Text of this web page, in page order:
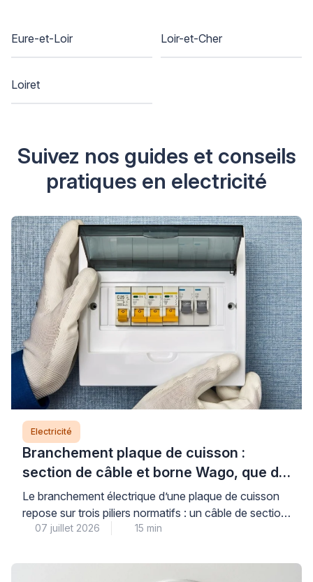
Eure-et-Loir Loir-et-Cher
Loiret
Suivez nos guides et conseils
pratiques en electricité
Electricité
Branchement plaque de cuisson :
section de câble et borne Wago, que dit
la norme ?
Le branchement électrique d’une plaque de cuisson
repose sur trois piliers normatifs : un câble de section
adaptée (6 mm² pour les plaques jusqu’à 7 400 W,
conforme à la norme NF C 15-100, et des
07 juillet 2026 15 min